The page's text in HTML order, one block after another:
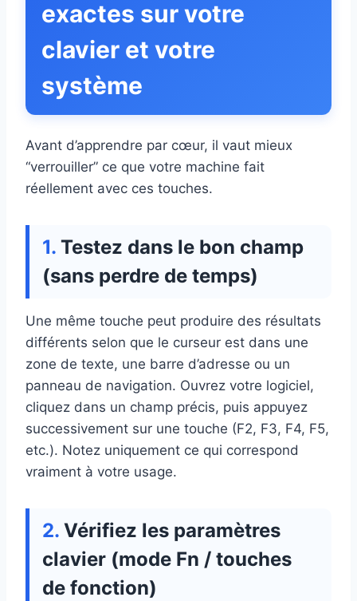
exactes sur votre
clavier et votre
système
Avant d’apprendre par cœur, il vaut mieux
“verrouiller” ce que votre machine fait
réellement avec ces touches.
Testez dans le bon champ
(sans perdre de temps)
Une même touche peut produire des résultats
différents selon que le curseur est dans une
zone de texte, une barre d’adresse ou un
panneau de navigation. Ouvrez votre logiciel,
cliquez dans un champ précis, puis appuyez
successivement sur une touche (F2, F3, F4, F5,
etc.). Notez uniquement ce qui correspond
vraiment à votre usage.
Vérifiez les paramètres
clavier (mode Fn / touches
de fonction)